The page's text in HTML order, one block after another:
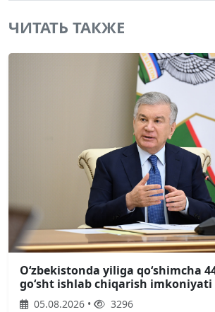
ЧИТАТЬ ТАКЖЕ
Oʻzbekistonda yiliga qoʻshimcha
goʻsht ishlab chiqarish
05.08.2026 • 3296